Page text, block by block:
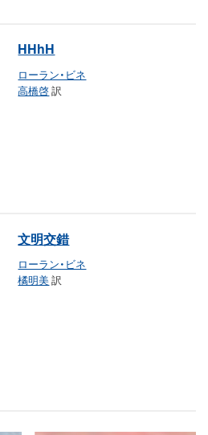
HHhH
ローラン・ビネ
高橋啓訳
文明交錯
ローラン・ビネ
橘明美訳